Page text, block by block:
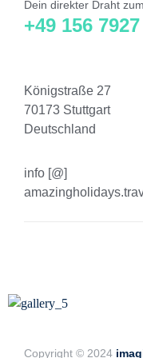
Dein direkter Draht
+49 156
Königstraße 27
70173 Stuttgart
Deutschland
info [@]
Copyright © 2024